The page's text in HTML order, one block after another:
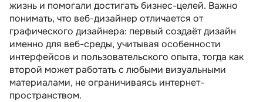
Плюсы и минусы профессии
Как стать веб-дизайнером?
Рекомендуем посмотреть курсы по веб-
дизайну
Несколько советов для соискателей на
должность
жизнь и помогали достигать бизнес-целей. Важно
понимать, что веб-дизайнер отличается от
графического дизайнера: первый создаёт дизайн
именно для веб-среды, учитывая особенности
интерфейсов и пользовательского опыта, тогда как
второй может работать с любыми визуальными
материалами, не ограничиваясь интернет-
пространством.